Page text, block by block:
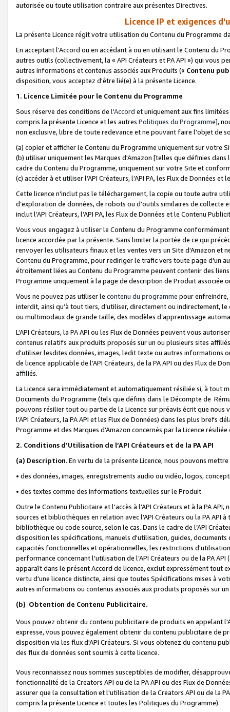
autorisée ou toute utilisation contraire aux présentes Directives.
Licence IP et exigences
La présente Licence régit votre utilisation du Contenu du Programme
En acceptant l'Accord ou en accédant à ou en utilisant le Contenu du
autres outils (collectivement, la « API Créateurs et PA API ») qui vous
autres informations et contenus associés aux Produits (« Contenu
disposition, vous acceptez d'être lié(e) à la présente Licence.
1. Licence Limitée pour le Contenu du Programme
Sous réserve des conditions de l'Accord et uniquement aux fins
compris la présente Licence et les autres Politiques du Programme],
non exclusive, libre de toute redevance et ne pouvant faire l'objet de
(a) copier et afficher le Contenu du Programme uniquement sur votre
(b) utiliser uniquement les Marques d'Amazon [telles que définies dans
cadre du Contenu du Programme, uniquement sur votre Site et
(c) accéder à et utiliser l’API Créateurs, l’API PA, les Flux de Données
Cette licence n'inclut pas le téléchargement, la copie ou toute autre
d’exploration de données, de robots ou d’outils similaires de
inclut l’API Créateurs, l’API PA, les Flux de Données et le Contenu
Vous vous engagez à utiliser le Contenu du Programme
licence accordée par la présente. Sans limiter la portée de ce qui
renvoyer les utilisateurs finaux et les ventes vers un Site d'Amazon et
Contenu du Programme, pour rediriger le trafic vers toute page d'un
étroitement liées au Contenu du Programme peuvent contenir des
Programme uniquement à la page de description de Produit associée
Vous ne pouvez pas utiliser le contenu du programme pour
interdit, ainsi qu’à tout tiers, d’utiliser, directement ou indirectement,
ou multimodaux de grande taille, des modèles d’apprentissage
L’API Créateurs, la PA API ou les Flux de Données peuvent vous
contenus relatifs aux produits proposés sur un ou plusieurs sites
d'utiliser lesdites données, images, ledit texte ou autres informations
de licence applicable de l’API Créateurs, de la PA API ou des Flux de
affiliés.
La Licence sera immédiatement et automatiquement résiliée si, à
Documents du Programme (tels que définis dans le Décompte de
pouvons résilier tout ou partie de la Licence sur préavis écrit que
l’API Créateurs, la PA API et les Flux de Données) dans les plus
Programme et des Marques d'Amazon concernés par la Licence
2. Conditions d'Utilisation de l’API Créateurs et de la PA API
(a) Description. En vertu de la présente Licence, nous pouvons
• des données, images, enregistrements audio ou vidéo, logos,
• des textes comme des informations textuelles sur le Produit.
Outre le Contenu Publicitaire et l'accès à l’API Créateurs et à la PA
sources et bibliothèques en relation avec l’API Créateurs ou la PA
bibliothèque ou code source, selon le cas. Dans le cadre de l’API
disposition les spécifications, manuels d'utilisation, guides,
capacités fonctionnelles et opérationnelles, les restrictions
performance concernant l'utilisation de l’API Créateurs ou de la PA
apparaît dans le présent Accord de licence, exclut expressément tout
vertu d'une licence distincte, ainsi que toutes Spécifications mises à
autres informations ou contenus associés aux produits proposés sur
(b) Obtention de Contenu Publicitaire.
Vous pouvez obtenir du contenu publicitaire de produits en appelant
expresse, vous pouvez également obtenir du contenu publicitaire de
disposition via les flux d'API Créateurs. Si vous obtenez du contenu
des flux de données sont soumis à cette licence.
Vous reconnaissez nous sommes susceptibles de modifier,
fonctionnalité de la Creators API ou de la PA API ou des Flux de
assurer que la consultation et l'utilisation de la Creators API ou de la
compris la présente Licence et toutes les Politiques du Programme).